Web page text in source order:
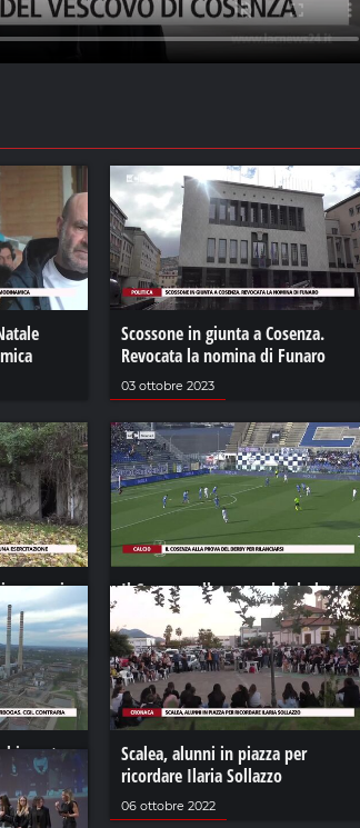
Scossone in giunta a Cosenza.
Revocata la nomina di Funaro
03 ottobre 2023
soccorsi.
Il Cosenza alla prova del derby
per rilanciarsi
28 febbraio 2023
investe
Scalea, alunni in piazza per
ricordare Ilaria Sollazzo
06 ottobre 2022